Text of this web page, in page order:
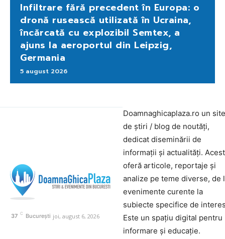
Infiltrare fără precedent în Europa: o
dronă rusească utilizată în Ucraina,
încărcată cu explozibil Semtex, a
ajuns la aeroportul din Leipzig,
Germania
5 august 2026
37 C București joi, august 6, 2026
Doamnaghicaplaza.ro un site
de știri / blog de noutăți,
dedicat diseminării de
informații și actualități.
oferă articole, reportaje și
analize pe teme diverse, de
evenimente curente la
subiecte specifice de
Este un spațiu digital pentru
informare și educație.